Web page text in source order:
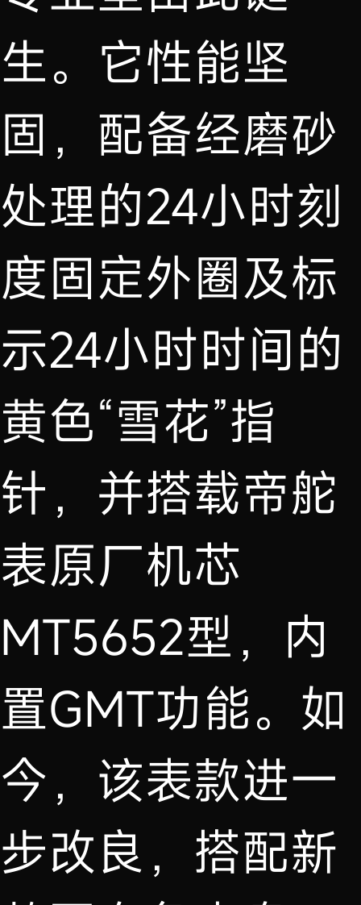
生。它性能坚
固，配备经磨砂
处理的24小时刻
度固定外圈及标
示24小时时间的
黄色“雪花”指
针，并搭载帝舵
表原厂机芯
MT5652型，内
置GMT功能。如
今，该表款进一
步改良，搭配新